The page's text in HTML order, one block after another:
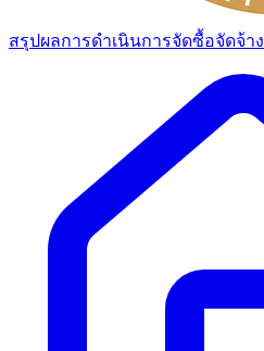
สรุปผลการดำเนินการจัดซื้อจัดจ้าง